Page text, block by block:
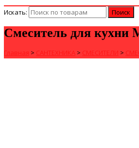
Искать:
Смеситель для кухни
Главная > САНТЕХНИКА > СМЕСИТЕЛИ >